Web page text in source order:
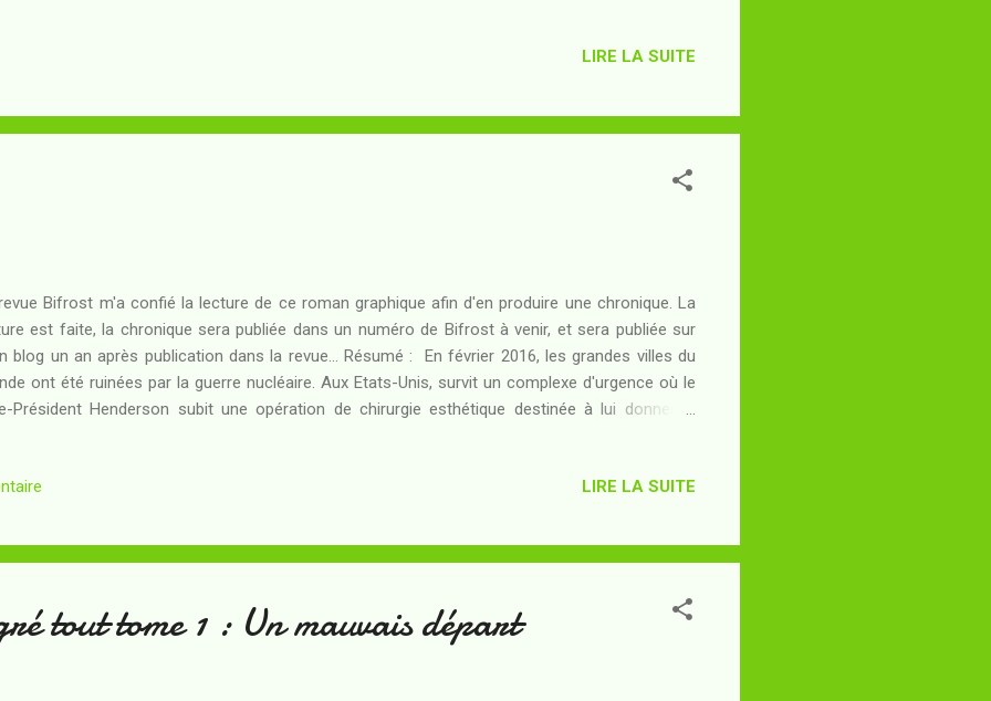
s'échappe du train qui devait l'emmener travailler en Allemagne... Si Spirou est heureux
résonnent en effet le jour ...
LIRE LA SUITE
Bifrost m'a confié la lecture de ce roman graphique afin d'en produire une chronique. La
est faite, la chronique sera publiée dans un numéro de Bifrost à venir, et sera publiée sur
blog un an après publication dans la revue... Résumé : En février 2016, les grandes villes du
ont été ruinées par la guerre nucléaire. Aux Etats-Unis, survit un complexe d'urgence où le
Président Henderson subit une opération de chirurgie esthétique destinée à lui donner le
plutôt de la saccager... Ce qu'il ne sait pas, c'est que quelques opposants ont survécu
Les mutins du complexe de transfert quantique pour...
LIRE LA SUITE
tout tome 1 : Un mauvais départ